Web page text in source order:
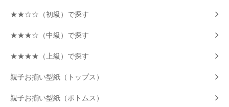
★★☆☆（初級）で探す
★★★☆（中級）で探す
★★★★（上級）で探す
親子お揃い型紙（トップス）
親子お揃い型紙（ボトムス）